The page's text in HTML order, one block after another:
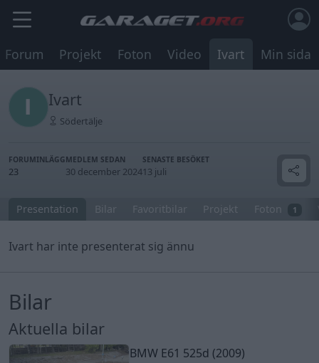
Forum Projekt Foton Video Ivart Min sida
Ivart
Södertälje
FORUMINLÄGG
23
MEDLEM SEDAN
30 december 2024
SENASTE BESÖKET
13 juli
Presentation Bilar Favoritbilar Projekt Foton 1
Ivart har inte presenterat sig ännu
Bilar
Aktuella bilar
BMW E61 525d (2009)